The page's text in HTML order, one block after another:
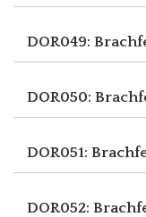
DOR049:
DOR050:
DOR051:
DOR052: